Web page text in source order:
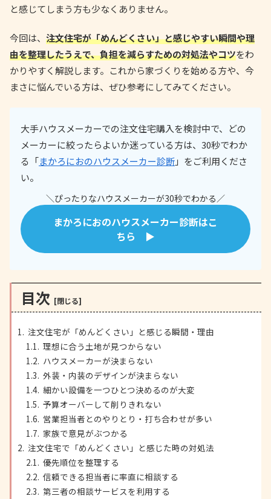
と感じてしまう方も少なくありません。
今回は、 注文住宅が「めんどくさい」と感じやすい瞬間や理
由を整理したうえで、負担を減らすための対処法やコツをわ
かりやすく解説します。これから家づくりを始める方や、今
まさに悩んでいる方は、ぜひ参考にしてみてください。
大手ハウスメーカーでの注文住宅購入を検討中で、どの
メーカーに絞ったらよいか迷っている方は、30秒でわか
る「まかろにおのハウスメーカー診断」をご利用くださ
い。
＼ぴったりなハウスメーカーが30秒でわかる／
まかろにおのハウスメーカー診断はこ
ちら ▶
目次
注文住宅が「めんどくさい」と感じる瞬間・理由
理想に合う土地が見つからない
ハウスメーカーが決まらない
外装・内装のデザインが決まらない
細かい設備を一つひとつ決めるのが大変
予算オーバーして削りきれない
営業担当者とのやりとり・打ち合わせが多い
家族で意見がぶつかる
注文住宅で「めんどくさい」と感じた時の対処法
優先順位を整理する
信頼できる担当者に率直に相談する
第三者の相談サービスを利用する